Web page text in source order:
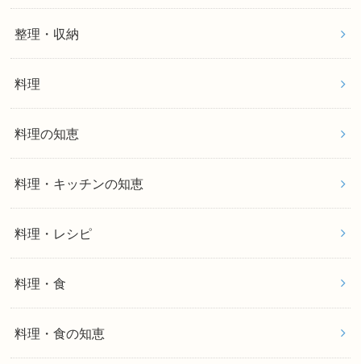
整理・収納
料理
料理の知恵
料理・キッチンの知恵
料理・レシピ
料理・食
料理・食の知恵